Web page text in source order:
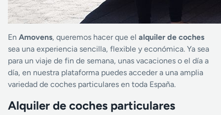
En Amovens, queremos hacer que el alquiler de coches
sea una experiencia sencilla, flexible y económica. Ya sea
para un viaje de fin de semana, unas vacaciones o el día a
día, en nuestra plataforma puedes acceder a una amplia
variedad de coches particulares en toda España.
Alquiler de coches particulares